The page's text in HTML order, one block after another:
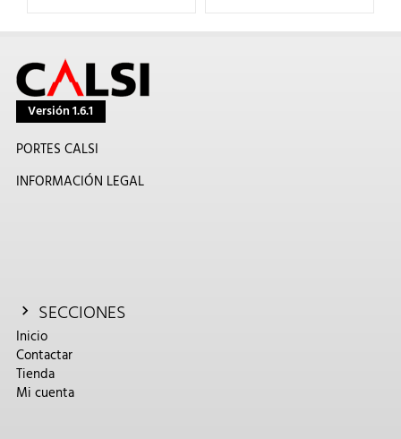
Versión 1.6.1
PORTES CALSI
INFORMACIÓN LEGAL
SECCIONES
Inicio
Contactar
Tienda
Mi cuenta